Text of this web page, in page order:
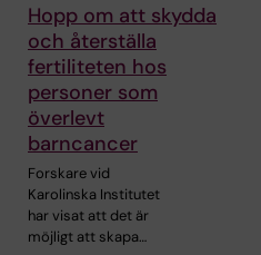
Hopp om att skydda
och återställa
fertiliteten hos
personer som
överlevt
barncancer
Forskare vid
Karolinska Institutet
har visat att det är
möjligt att skapa…